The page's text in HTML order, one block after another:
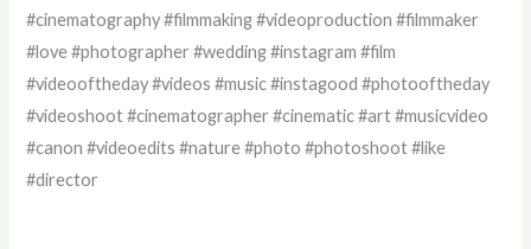
#cinematography #filmmaking #videoproduction #filmmaker
#love #photographer #wedding #instagram #film
#videooftheday #videos #music #instagood #photooftheday
#videoshoot #cinematographer #cinematic #art #musicvideo
#canon #videoedits #nature #photo #photoshoot #like
#director